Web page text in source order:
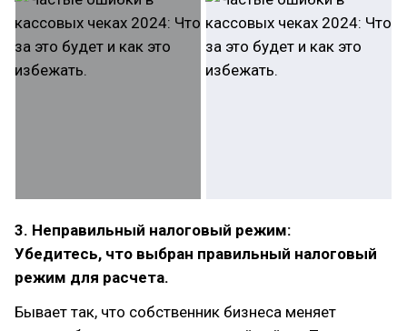
3. Неправильный налоговый режим:
Убедитесь, что выбран правильный налоговый
режим для расчета.
Бывает так, что собственник бизнеса меняет